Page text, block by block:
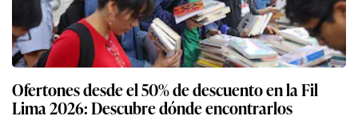
Ofertones desde el 50% de descuento en la Fil
Lima 2026: Descubre dónde encontrarlos